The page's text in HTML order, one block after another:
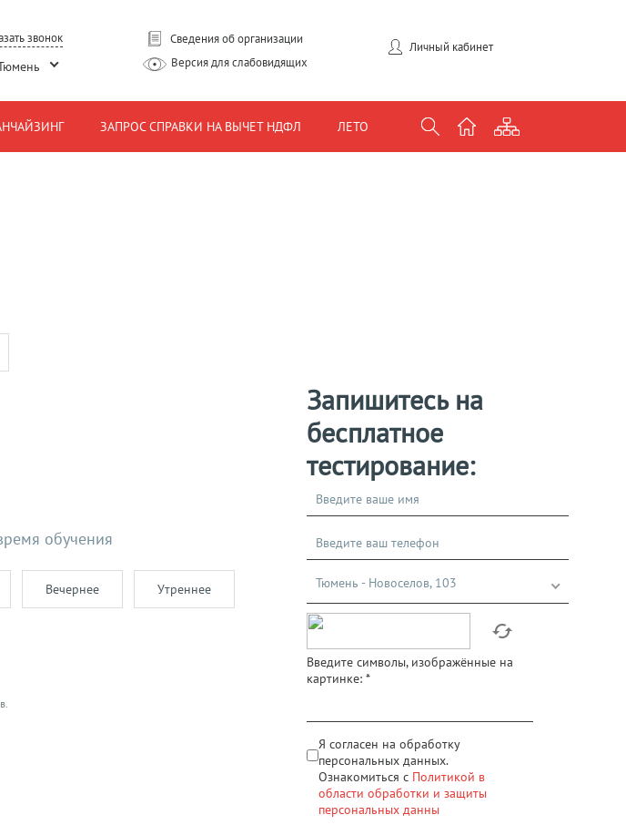
звонок
Сведения об организации
Версия для слабовидящих
Личный кабинет
ЗАПРОС СПРАВКИ НА ВЫЧЕТ НДФЛ ЛЕТО
Запишитесь на
бесплатное
тестирование:
Тюмень - Новоселов, 103
Введите символы, изображённые на
картинке: *
Я согласен на обработку
персональных данных.
Ознакомиться с Политикой в
области обработки и защиты
персональных данны
обучения
Вечернее Утреннее